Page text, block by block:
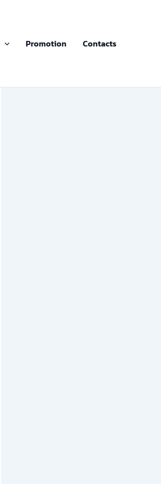
Promotion Contacts